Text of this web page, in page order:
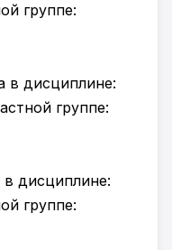
группе:
в дисциплине:
группе:
дисциплине:
группе: